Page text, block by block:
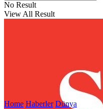
No Result
View All Result
Home Haberler Dünya